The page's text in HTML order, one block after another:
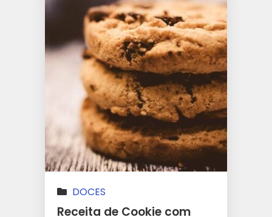
DOCES
Receita de Cookie com